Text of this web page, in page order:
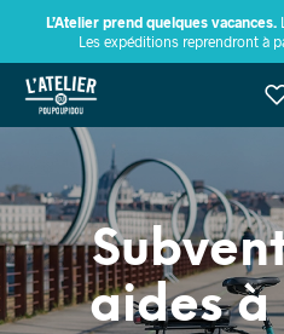
L’Atelier prend quelques vacances.
Les expéditions reprendront à
aides à